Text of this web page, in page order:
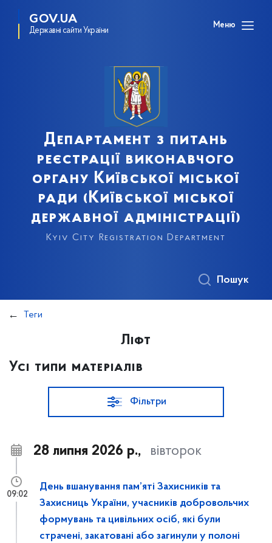
GOV.UA
Державні сайти України
Меню
Департамент з питань
реєстрації виконавчого
органу Київської міської
ради (Київської міської
державної адміністрації)
Kyiv City Registration Department
Пошук
Теги
Ліфт
Усі типи матеріалів
Фільтри
28 липня 2026 р., вівторок
День вшанування пам’яті Захисників та
Захисниць України, учасників добровольчих
формувань та цивільних осіб, які були
страчені, закатовані або загинули у полоні
09:02